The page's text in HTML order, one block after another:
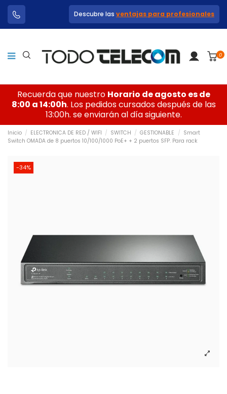
Descubre las ventajas para profesionales
0
Recuerda que nuestro Horario de agosto es de
8:00 a 14:00h. Los pedidos cursados después de las
13:00h. se enviarán al día siguiente.
Inicio ELECTRONICA DE RED / WIFI SWITCH GESTIONABLE
Smart
Switch OMADA de 8 puertos 10/100/1000 PoE+ + 2 puertos SFP. Para rack
-34%